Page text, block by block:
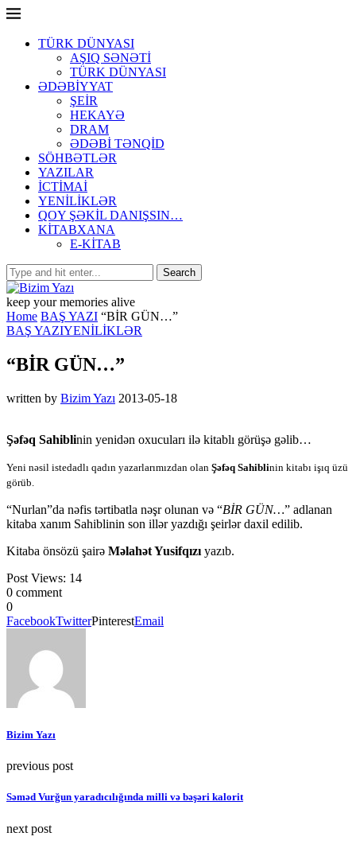
TÜRK DÜNYASI
AŞIQ SƏNƏTİ
TÜRK DÜNYASI
ƏDƏBİYYAT
ŞEİR
HEKAYƏ
DRAM
ƏDƏBİ TƏNQİD
SÖHBƏTLƏR
YAZILAR
İCTİMAİ
YENİLİKLƏR
QOY ŞƏKİL DANIŞSIN…
KİTABXANA
E-KİTAB
keep your memories alive
Home BAŞ YAZI “BİR GÜN…”
BAŞ YAZIYENİLİKLƏR
“BİR GÜN…”
written by Bizim Yazı 2013-05-18
Şəfəq Sahiblinin yenidən oxucuları ilə kitablı görüşə gəlib…
Yeni nəsil istedadlı qadın yazarlarımızdan olan Şəfəq Sahiblinin kitabı işıq üzü
görüb.
“Nurlan”da nəfis tərtibatla nəşr olunan və “BİR GÜN…” adlanan
kitaba xanım Sahiblinin son illər yazdığı şeirlər daxil edilib.
Kitaba önsözü şairə Məlahət Yusifqızı yazıb.
Post Views: 14
0 comment
0
FacebookTwitterPinterestEmail
Bizim Yazı
previous post
Səməd Vurğun yaradıcılığında milli və bəşəri kalorit
next post